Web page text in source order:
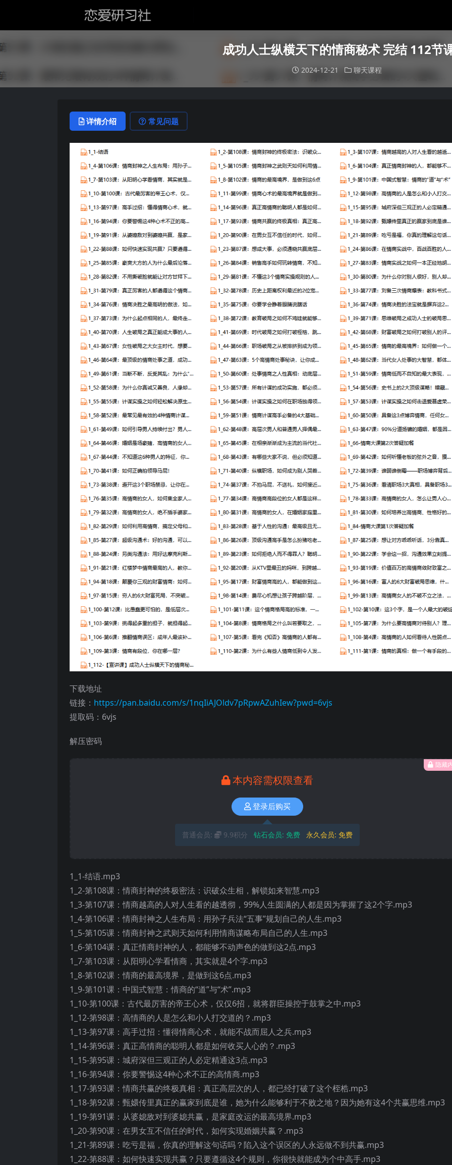
成功人士纵横天下的情商秘术 完结 112节
2024-12-21 聊天课程
详情介绍 常见问题
下载地址
链接： https://pan.baidu.com/s/1nqIiAJOldv7pRpwAZuhIew?pwd=6vjs
提取码：6vjs
解压密码
隐藏
本内容需权限查看
登录后购买
普通会员: 9.9积分 钻石会员: 免费 永久会员: 免费
1_1-结语.mp3
1_2-第108课：情商封神的终极密法：识破众生相，解锁如来智慧.mp3
1_3-第107课：情商越高的人对人生看的越透彻，99%人生圆满的人都是因为掌握了这2个字.mp3
1_4-第106课：情商封神之人生布局：用孙子兵法“五事”规划自己的人生.mp3
1_5-第105课：情商封神之武则天如何利用情商谋略布局自己的人生.mp3
1_6-第104课：真正情商封神的人，都能够不动声色的做到这2点.mp3
1_7-第103课：从阳明心学看情商，其实就是4个字.mp3
1_8-第102课：情商的最高境界，是做到这6点.mp3
1_9-第101课：中国式智慧：情商的“道”与“术”.mp3
1_10-第100课：古代最厉害的帝王心术，仅仅6招，就将群臣操控于鼓掌之中.mp3
1_12-第98课：高情商的人是怎么和小人打交道的？.mp3
1_13-第97课：高手过招：懂得情商心术，就能不战而屈人之兵.mp3
1_14-第96课：真正高情商的聪明人都是如何收买人心的？.mp3
1_15-第95课：城府深但三观正的人必定精通这3点.mp3
1_16-第94课：你要警惕这4种心术不正的高情商.mp3
1_17-第93课：情商共赢的终极真相：真正高层次的人，都已经打破了这个桎梏.mp3
1_18-第92课：甄嬛传里真正的赢家到底是谁，她为什么能够利于不败之地？因为她有这4个共赢思维.mp3
1_19-第91课：从婆媳敌对到婆媳共赢，是家庭改运的最高境界.mp3
1_20-第90课：在男女互不信任的时代，如何实现婚姻共赢？.mp3
1_21-第89课：吃亏是福，你真的理解这句话吗？陷入这个误区的人永远做不到共赢.mp3
1_22-第88课：如何快速实现共赢？只要遵循这4个规则，你很快就能成为个中高手.mp3